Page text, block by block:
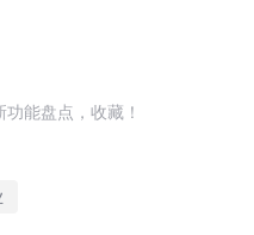
能盘点，收藏！